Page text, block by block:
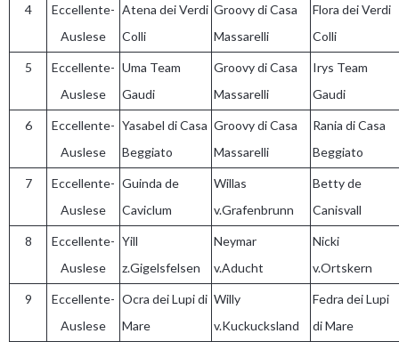
4
Eccellente-
Auslese
Atena dei Verdi
Colli
Groovy di Casa
Massarelli
Flora dei Verdi
Colli
5
Eccellente-
Auslese
Uma Team
Gaudi
Groovy di Casa
Massarelli
Irys Team
Gaudi
6
Eccellente-
Auslese
Yasabel di Casa
Beggiato
Groovy di Casa
Massarelli
Rania di Casa
Beggiato
7
Eccellente-
Auslese
Guinda de
Caviclum
Willas
v.Grafenbrunn
Betty de
Canisvall
8
Eccellente-
Auslese
Yill
z.Gigelsfelsen
Neymar
v.Aducht
Nicki
v.Ortskern
9
Eccellente-
Auslese
Ocra dei Lupi di
Mare
Willy
v.Kuckucksland
Fedra dei Lupi
di Mare